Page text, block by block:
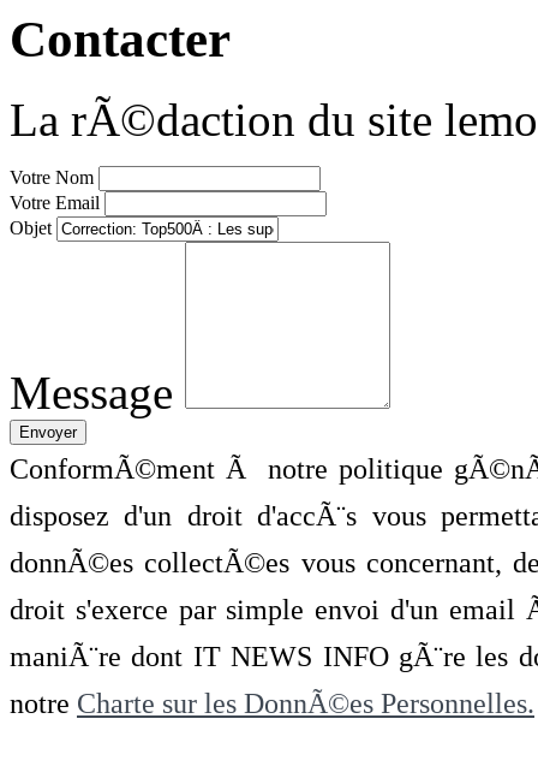
Contacter
La rÃ©daction du site
Votre Nom
Votre Email
Objet
Message
ConformÃ©ment Ã notre politique
disposez d'un droit d'accÃ¨s vous
donnÃ©es collectÃ©es vous concernant,
droit s'exerce par simple envoi d'un
maniÃ¨re dont IT NEWS INFO gÃ¨re les
notre Charte sur les DonnÃ©es Personnelles.